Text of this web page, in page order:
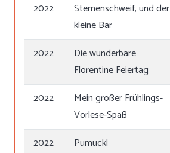
2022
Sternenschweif, und der
kleine Bär
2022
Die wunderbare
Florentine Feiertag
2022
Mein großer Frühlings-
Vorlese-Spaß
2022
Pumuckl